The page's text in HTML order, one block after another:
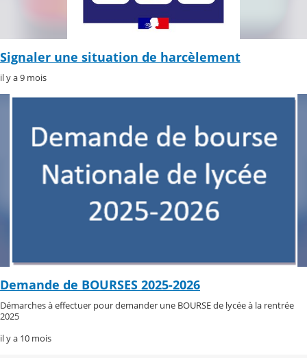
Signaler une situation de harcèlement
il y a 9 mois
Demande de BOURSES 2025-2026
Démarches à effectuer pour demander une BOURSE de lycée à la rentrée
2025
il y a 10 mois